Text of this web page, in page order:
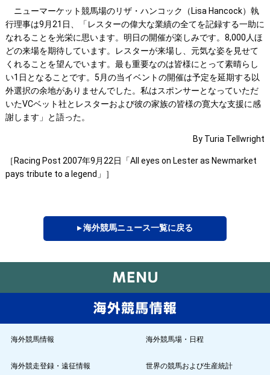
ニューマーケット競馬場のリザ・ハンコック（Lisa Hancock）執
行理事は9月21日、「レスターの偉大な業績の全てを記録する一助に
なれることを光栄に思います。明日の開催が楽しみです。8,000人ほ
どの来場を期待しています。レスターが来場し、元気な姿を見せて
くれることを望んでいます。最も重要なのは皆様にとって素晴らし
い1日となることです。5月の当イベントの開催は予定を延期する以
外選択の余地がありませんでした。私はスポンサーとなっていただ
いたVCベット社とレスターおよび彼の家族の皆様の寛大な支援に感
謝します」と語った。
By Turia Tellwright
［Racing Post 2007年9月22日「All eyes on Lester as Newmarket
pays tribute to a legend」］
▸ 海外競馬ニュース一覧に戻る
海外競馬情報 海外競馬場・日程
海外競走登録・遠征情報 世界の競馬および生産統計